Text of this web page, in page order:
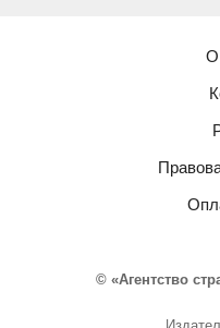
О
© «Агентство